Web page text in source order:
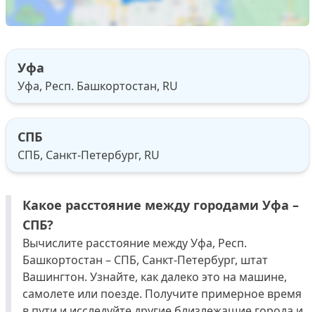
Уфа
Уфа, Респ. Башкортостан, RU
СПБ
СПБ, Санкт-Петербург, RU
Какое расстояние между городами Уфа –
СПБ?
Вычислите расстояние между Уфа, Респ.
Башкортостан – СПБ, Санкт-Петербург, штат
Вашингтон. Узнайте, как далеко это на машине,
самолете или поезде. Получите примерное время